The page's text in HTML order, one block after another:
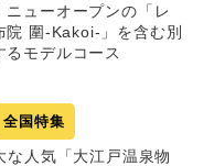
ニューオープンの「レ
院 圍-Kakoi-」を含む別
るモデルコース
全国特集
な人気「大江戸温泉物